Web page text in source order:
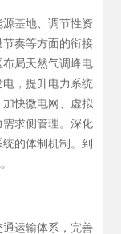
源基地、调节性资
奏等方面的衔接
局天然气调峰电
，提升电力系统
快微电网、虚拟
求侧管理。深化
的体制机制。到
通运输体系，完善